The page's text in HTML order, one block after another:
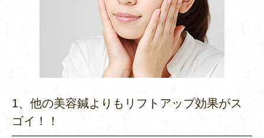
1、他の美容鍼よりもリフトアップ効果がス
ゴイ！！